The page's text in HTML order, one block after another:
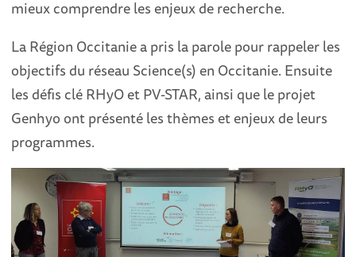
mieux comprendre les enjeux de recherche.
La Région Occitanie a pris la parole pour rappeler les
objectifs du réseau Science(s) en Occitanie. Ensuite
les défis clé RHyO et PV-STAR , ainsi que le projet
Genhyo ont présenté les thèmes et enjeux de leurs
programmes.